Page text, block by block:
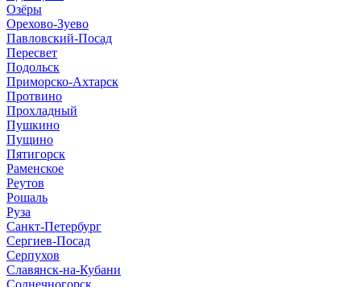
Озёры
Орехово-Зуево
Павловский-Посад
Пересвет
Подольск
Приморско-Ахтарск
Протвино
Прохладный
Пушкино
Пущино
Пятигорск
Раменское
Реутов
Рошаль
Руза
Санкт-Петербург
Сергиев-Посад
Серпухов
Славянск-на-Кубани
Солнечногорск